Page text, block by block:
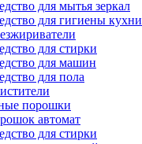
для мытья зеркал
для гигиены кухни
для стирки
для машин
для пола
порошки
автомат
для стирки